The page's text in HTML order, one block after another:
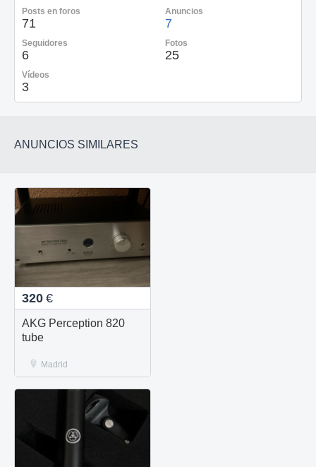
Posts en foros
71
Anuncios
7
Seguidores
6
Fotos
25
Vídeos
3
ANUNCIOS SIMILARES
320 €
AKG Perception 820
tube
Madrid